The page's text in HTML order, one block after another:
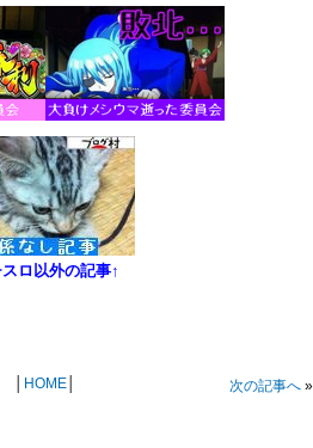
ロ以外の記事↑
HOME│ 次の記事へ »